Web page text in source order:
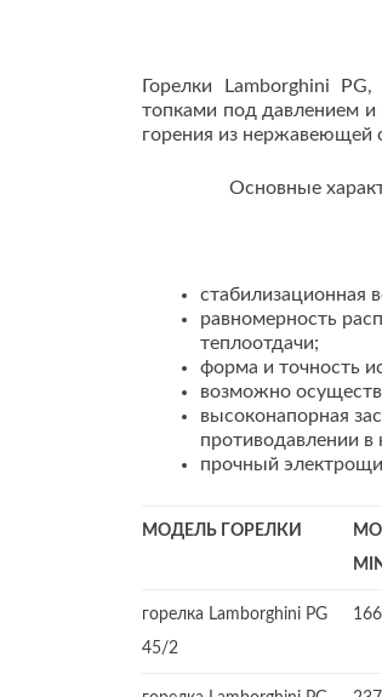
Горелки Lamborghini
топками под давлением и
горения из нержавеющей
Основные
стабилизационная
равномерность
теплоотдачи;
форма и точность
возможно
высоконапорная
противодавлении в
прочный
МОДЕЛЬ ГОРЕЛКИ
MIN
горелка Lamborghini PG
45/2
166